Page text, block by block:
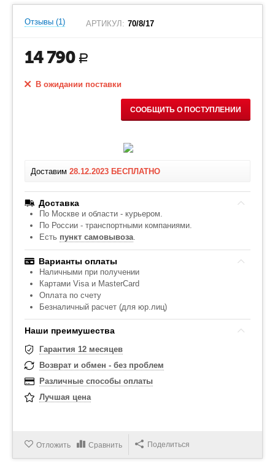
Отзывы (1) АРТИКУЛ: 70/8/17
14 790 Р
В ожидании поставки
СООБЩИТЬ О ПОСТУПЛЕНИИ
Доставим 28.12.2023 БЕСПЛАТНО
Доставка
По Москве и области - курьером.
По России - транспортными компаниями.
Есть пункт самовывоза.
Варианты оплаты
Наличными при получении
Картами Visa и MasterCard
Оплата по счету
Безналичный расчет (для юр.лиц)
Наши преимушества
Гарантия 12 месяцев
Возврат и обмен - без проблем
Различные способы оплаты
Лучшая цена
Отложить Сравнить Поделиться